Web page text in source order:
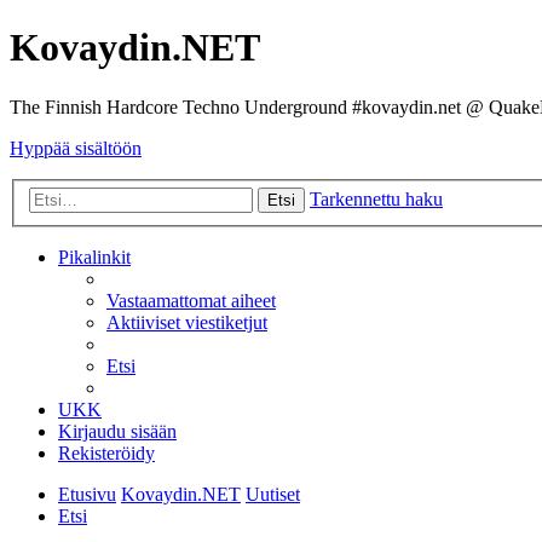
Kovaydin.NET
The Finnish Hardcore Techno Underground #kovaydin.net @
Hyppää sisältöön
Etsi Tarkennettu haku
Pikalinkit
Vastaamattomat aiheet
Aktiiviset viestiketjut
Etsi
UKK
Kirjaudu sisään
Rekisteröidy
Etusivu Kovaydin.NET Uutiset
Etsi